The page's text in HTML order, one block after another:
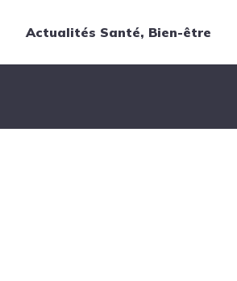
Actualités Santé, Bien-être